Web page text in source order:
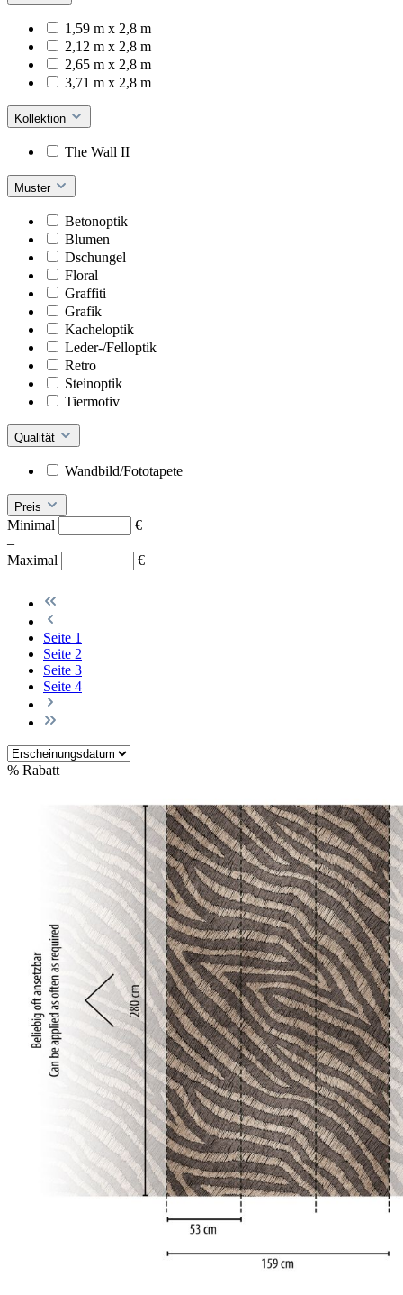
1,59 m x 2,8 m
2,12 m x 2,8 m
2,65 m x 2,8 m
3,71 m x 2,8 m
Kollektion
The Wall II
Muster
Betonoptik
Blumen
Dschungel
Floral
Graffiti
Grafik
Kacheloptik
Leder-/Felloptik
Retro
Steinoptik
Tiermotiv
Qualität
Wandbild/Fototapete
Preis
Minimal
€
–
Maximal
€
Seite 1
Seite 2
Seite 3
Seite 4
% Rabatt